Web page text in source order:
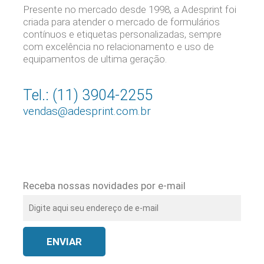
Presente no mercado desde 1998, a Adesprint foi
criada para atender o mercado de formulários
contínuos e etiquetas personalizadas, sempre
com excelência no relacionamento e uso de
equipamentos de ultima geração.
Tel.: (11) 3904-2255
vendas@adesprint.com.br
Receba nossas novidades por e-mail